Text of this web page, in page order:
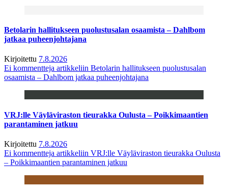
Betolarin hallitukseen puolustusalan osaamista – Dahlbom
jatkaa puheenjohtajana
Kirjoitettu 7.8.2026
Ei kommentteja artikkeliin Betolarin hallitukseen puolustusalan
osaamista – Dahlbom jatkaa puheenjohtajana
VRJ:lle Väyläviraston tieurakka Oulusta – Poikkimaantien
parantaminen jatkuu
Kirjoitettu 7.8.2026
Ei kommentteja artikkeliin VRJ:lle Väyläviraston tieurakka Oulusta
– Poikkimaantien parantaminen jatkuu